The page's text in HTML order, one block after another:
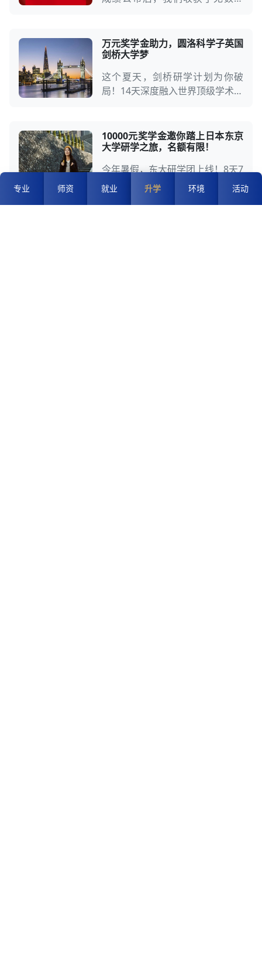
万元奖学金助力，圆洛科学子英国
剑桥大学梦
这个夏天，剑桥研学计划为你破
局！14天深度融入世界顶级学术殿
10000元奖学金邀你踏上日本东京
大学研学之旅，名额有限！
今年暑假，东大研学团上线！8天7
夜的日本顶尖学府沉浸式游学，正
是为你定制的 “未来拆解器” ，为
专业 师资 就业 升学 环境 活动